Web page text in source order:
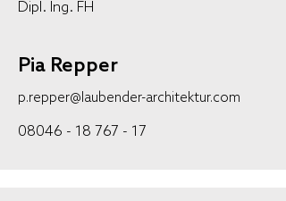
Dipl. Ing. FH
Pia Repper
p.repper@laubender-architektur.com
08046 - 18 767 - 17